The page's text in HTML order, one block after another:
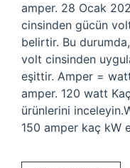
amper. 28 Ocak
cinsinden gücün
belirtir. Bu
volt cinsinden
eşittir. Amper =
amper. 120 watt
ürünlerini
150 amper kaç kW